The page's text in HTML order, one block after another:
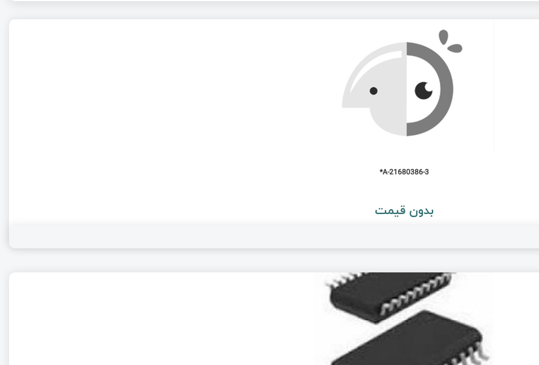
21680386-3-A*
بدون قیمت